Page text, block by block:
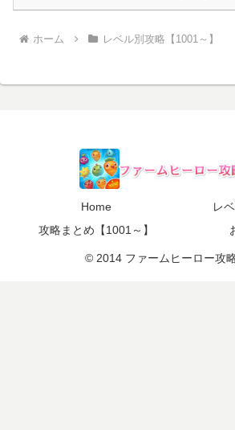
ホーム レベル別攻略【1001～】
Home
レ
攻略まとめ【1001～】
© 2014 ファームヒーロー攻